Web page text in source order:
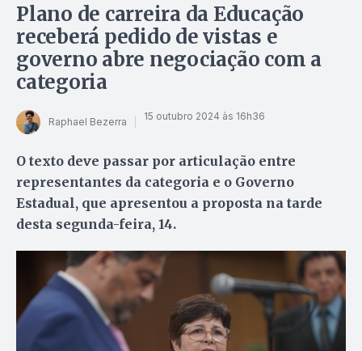
Plano de carreira da Educação
receberá pedido de vistas e
governo abre negociação com a
categoria
Raphael Bezerra 15 outubro 2024 às 16h36
O texto deve passar por articulação entre
representantes da categoria e o Governo
Estadual, que apresentou a proposta na tarde
desta segunda-feira, 14.